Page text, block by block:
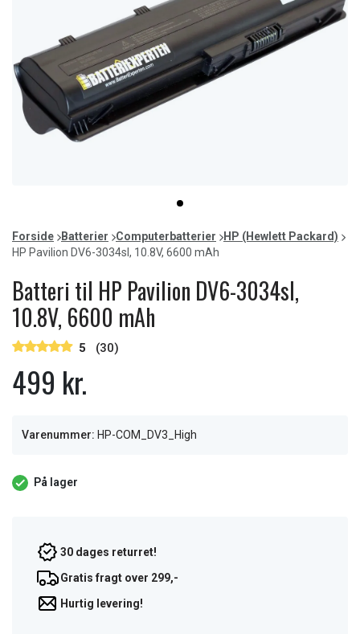
item
0
of
1
Forside Batterier Computerbatterier
HP (Hewlett Packard)
HP Pavilion DV6-3034sl, 10.8V, 6600 mAh
Batteri til HP Pavilion DV6-3034sl,
10.8V, 6600 mAh
5 (30)
499 kr.
Varenummer: HP-COM_DV3_High
På lager
30 dages returret!
Gratis fragt over 299,-
Hurtig levering!